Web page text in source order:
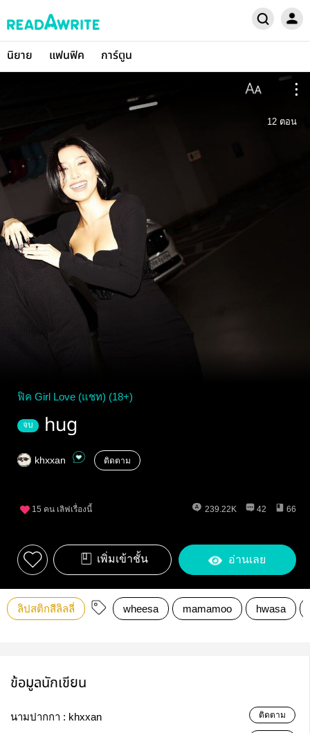
นิยาย แฟนฟิค การ์ตูน
12 ตอน
ฟิค Girl Love (แชท) (18+)
จบ hug
khxxan ติดตาม
15 คน เลิฟเรื่องนี้ 239.22K 42 66
เพิ่มเข้าชั้น อ่านเลย
ลิปสติกสีลิลลี่ wheesa mamamoo hwasa
ข้อมูลนักเขียน
นามปากกา : khxxan ติดตาม